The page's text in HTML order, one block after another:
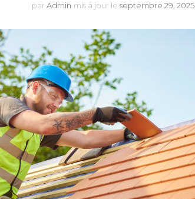
par Admin mis à jour le septembre 29, 2025